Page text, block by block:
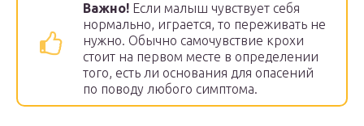
Важно! Если малыш чувствует себя
нормально, играется, то переживать не
нужно. Обычно самочувствие крохи
стоит на первом месте в определении
того, есть ли основания для опасений
по поводу любого симптома.